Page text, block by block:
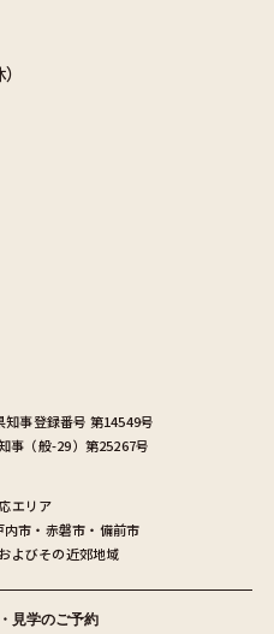
知事登録番号 第14549号
事（般-29）第25267号
エリア
内市 ・ 赤磐市 ・ 備前市
よびその近郊地域
見学のご予約